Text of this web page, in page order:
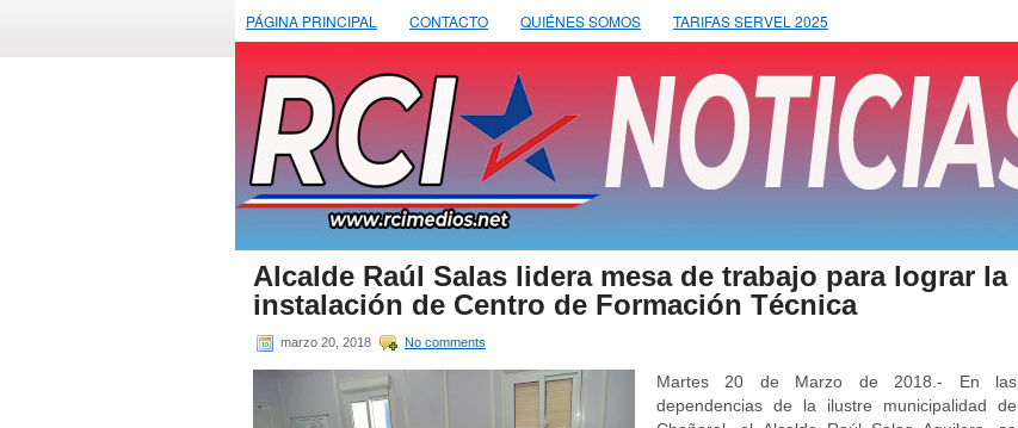
PÁGINA PRINCIPAL CONTACTO QUIÉNES SOMOS TARIFAS SERVEL 2025
Alcalde Raúl Salas lidera mesa de trabajo para lograr la
instalación de Centro de Formación Técnica
marzo 20, 2018 No comments
Martes 20 de Marzo de 2018.- En las
dependencias de la ilustre municipalidad de